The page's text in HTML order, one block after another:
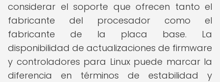
considerar el soporte que ofrecen tanto el
fabricante del procesador como el
fabricante de la placa base. La
disponibilidad de actualizaciones de firmware
y controladores para Linux puede marcar la
diferencia en términos de estabilidad y